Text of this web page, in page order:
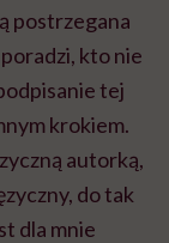
postrzegana
kto nie
tej
krokiem.
autorką,
do tak
dla mnie